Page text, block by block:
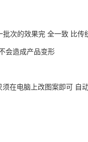
次的效果完 全一致 比
会造成产品变形
在电脑上改图案即可 自